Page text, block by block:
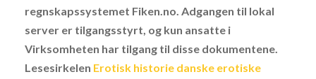
regnskapssystemet Fiken.no. Adgangen til lokal
server er tilgangsstyrt, og kun ansatte i
Virksomheten har tilgang til disse dokumentene.
Lesesirkelen Erotisk historie danske erotiske